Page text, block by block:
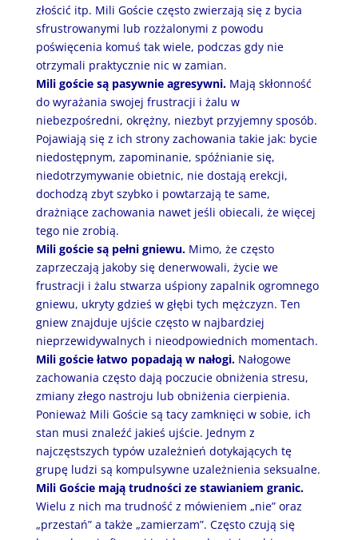
złościć itp. Mili Goście często zwierzają się z bycia
sfrustrowanymi lub rozżalonymi z powodu
poświęcenia komuś tak wiele, podczas gdy nie
otrzymali praktycznie nic w zamian.
Mili goście są pasywnie agresywni.Mają skłonność
do wyrażania swojej frustracji i żalu w
niebezpośredni, okrężny, niezbyt przyjemny sposób.
Pojawiają się z ich strony zachowania takie jak: bycie
niedostępnym, zapominanie, spóźnianie się,
niedotrzymywanie obietnic, nie dostają erekcji,
dochodzą zbyt szybko i powtarzają te same,
drażniące zachowania nawet jeśli obiecali, że więcej
tego nie zrobią.
Mili goście są pełni gniewu.Mimo, że często
zaprzeczają jakoby się denerwowali, życie we
frustracji i żalu stwarza uśpiony zapalnik ogromnego
gniewu, ukryty gdzieś w głębi tych mężczyzn. Ten
gniew znajduje ujście często w najbardziej
nieprzewidywalnych i nieodpowiednich momentach.
Mili goście łatwo popadają w nałogi.Nałogowe
zachowania często dają poczucie obniżenia stresu,
zmiany złego nastroju lub obniżenia cierpienia.
Ponieważ Mili Goście są tacy zamknięci w sobie, ich
stan musi znaleźć jakieś ujście. Jednym z
najczęstszych typów uzależnień dotykających tę
grupę ludzi są kompulsywne uzależnienia seksualne.
Mili Goście mają trudności ze stawianiem granic.
Wielu z nich ma trudność z mówieniem „nie” oraz
„przestań” a także „zamierzam”. Często czują się